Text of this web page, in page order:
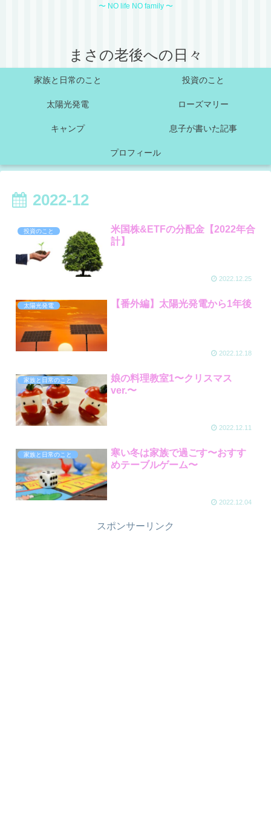
〜 NO life NO family 〜
まさの老後への日々
家族と日常のこと 投資のこと
太陽光発電 ローズマリー
キャンプ 息子が書いた記事
プロフィール
2022-12
投資のこと
米国株&ETFの分配金【2022年合
計】
2022.12.25
太陽光発電 【番外編】太陽光発電から1年後
2022.12.18
家族と日常のこと
娘の料理教室1〜クリスマス
ver.〜
2022.12.11
家族と日常のこと
寒い冬は家族で過ごす〜おすす
めテーブルゲーム〜
2022.12.04
スポンサーリンク